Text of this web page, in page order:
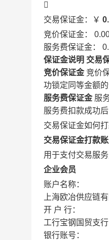

交易保证金：￥
竞价保证金：
服务费保证金：
保证金说明 交易
竞价保证金 竞价
功锁定同等金额
服务费保证金 服
服务费扣款成功
交易保证金如何
交易保证金打款
用于支付交易服
企业会员
账户名称：
上海欧冶供应链
开 户 行：
工行宝钢国贸支行
银行账号：